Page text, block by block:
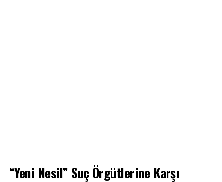
“Yeni Nesil” Suç Örgütlerine Karşı